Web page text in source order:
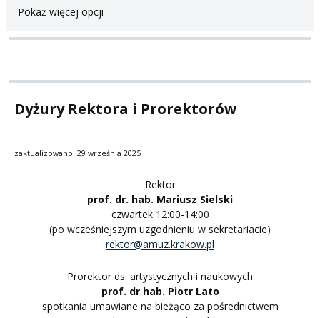
Pokaż więcej opcji
Dyżury Rektora i Prorektorów
zaktualizowano: 29 września 2025
Rektor
prof. dr. hab. Mariusz Sielski
czwartek 12:00-14:00
(po wcześniejszym uzgodnieniu w sekretariacie)
rektor@amuz.krakow.pl
Prorektor ds. artystycznych i naukowych
prof. dr hab. Piotr Lato
spotkania umawiane na bieżąco za pośrednictwem